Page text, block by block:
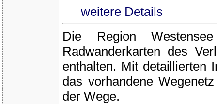
weitere Details
Die Region
Radwanderkarten des
enthalten. Mit detaillierten
das vorhandene
der Wege.